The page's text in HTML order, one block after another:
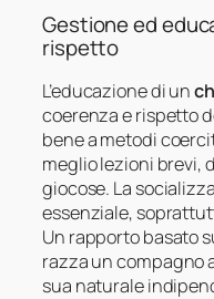
Gestione ed
rispetto
L’educazione di un
coerenza e rispetto
bene a metodi
meglio lezioni brevi,
giocose. La
essenziale,
Un rapporto basato
razza un compagno
sua naturale